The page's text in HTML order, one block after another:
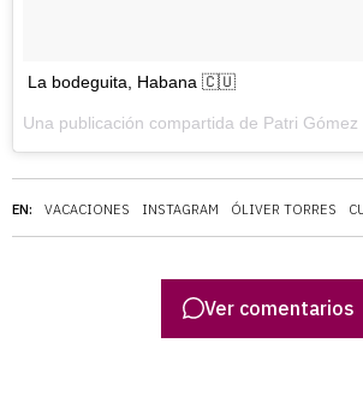
EN: VACACIONES INSTAGRAM ÓLIVER TORRES
La bodeguita, Habana 🇨🇺
Una publicación compartida de Patri
Ver comentarios